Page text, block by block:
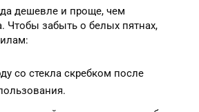
дешевле и проще, чем
Чтобы забыть о белых пятнах,
со стекла скребком после